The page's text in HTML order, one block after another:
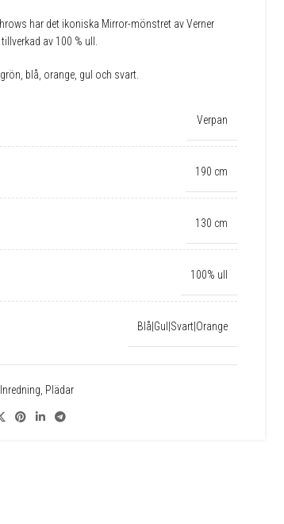
har det ikoniska Mirror-mönstret av Verner
av 100 % ull.
blå, orange, gul och svart.
Verpan
190 cm
130 cm
100% ull
Blå|Gul|Svart|Orange
Inredning Plädar